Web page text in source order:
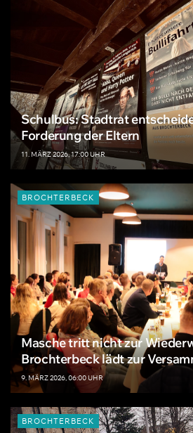
Schulbus: Stadtrat
Forderung der Eltern
11. MÄRZ 2026, 17:00 UHR
BROCHTERBECK
Masche tritt nicht zur
Brochterbeck lädt zur
9. MÄRZ 2026, 06:00 UHR
BROCHTERBECK